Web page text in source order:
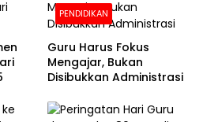
PENDIDIKAN
Guru Harus Fokus
Mengajar, Bukan
Disibukkan Administrasi